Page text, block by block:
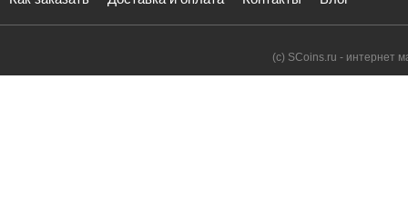
(с) SCoins.ru - интернет